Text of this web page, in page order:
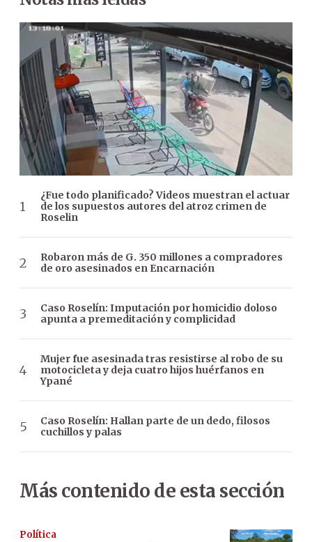
¿Fue todo planificado? Videos muestran el actuar
de los supuestos autores del atroz crimen de
Roselin
Robaron más de G. 350 millones a compradores
de oro asesinados en Encarnación
Caso Roselín: Imputación por homicidio doloso
apunta a premeditación y complicidad
Mujer fue asesinada tras resistirse al robo de su
motocicleta y deja cuatro hijos huérfanos en
Ypané
Caso Roselín: Hallan parte de un dedo, filosos
cuchillos y palas
Más contenido de esta sección
Política